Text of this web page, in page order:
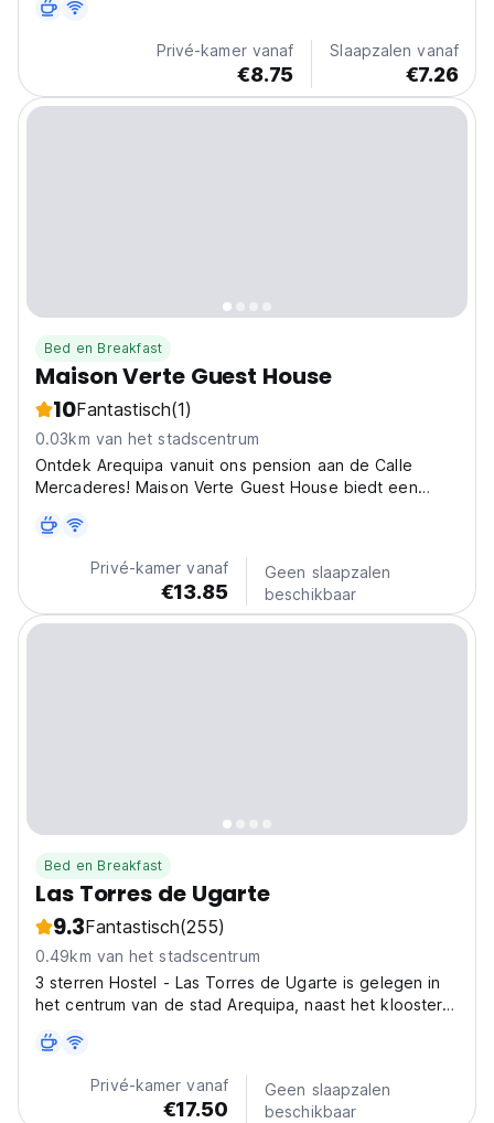
Privé-kamer vanaf
€8.75
Slaapzalen vanaf
€7.26
Bed en Breakfast
Maison Verte Guest House
10Fantastisch(1)
0.03km van het stadscentrum
Ontdek Arequipa vanuit ons pension aan de Calle
Mercaderes! Maison Verte Guest House biedt een
Arequipa. Gezellig pension. (Auto-translated from
Privé-kamer vanaf
€13.85
Geen slaapzalen
beschikbaar
Bed en Breakfast
Las Torres de Ugarte
9.3Fantastisch(255)
0.49km van het stadscentrum
3 sterren Hostel - Las Torres de Ugarte is gelegen in
het centrum van de stad Arequipa, naast het klooster
Privé-kamer vanaf
€17.50
Geen slaapzalen
beschikbaar